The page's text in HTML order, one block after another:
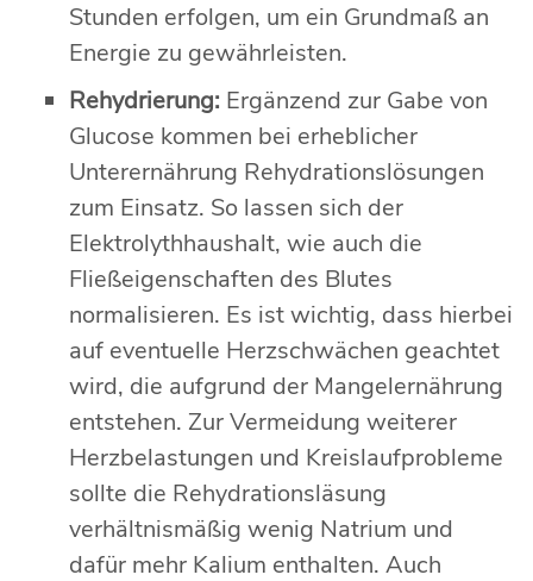
Stunden erfolgen, um ein Grundmaß an
Energie zu gewährleisten.
Rehydrierung: Ergänzend zur Gabe von
Glucose kommen bei erheblicher
Unterernährung Rehydrationslösungen
zum Einsatz. So lassen sich der
Elektrolythhaushalt, wie auch die
Fließeigenschaften des Blutes
normalisieren. Es ist wichtig, dass hierbei
auf eventuelle Herzschwächen geachtet
wird, die aufgrund der Mangelernährung
entstehen. Zur Vermeidung weiterer
Herzbelastungen und Kreislaufprobleme
sollte die Rehydrationsläsung
verhältnismäßig wenig Natrium und
dafür mehr Kalium enthalten. Auch